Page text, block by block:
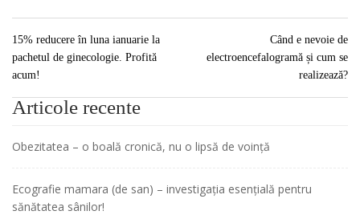
15% reducere în luna ianuarie la
pachetul de ginecologie. Profită
acum!
Când e nevoie de
electroencefalogramă și cum se
realizează?
Articole recente
Obezitatea – o boală cronică, nu o lipsă de voință
Ecografie mamara (de san) – investigația esențială pentru
sănătatea sânilor!